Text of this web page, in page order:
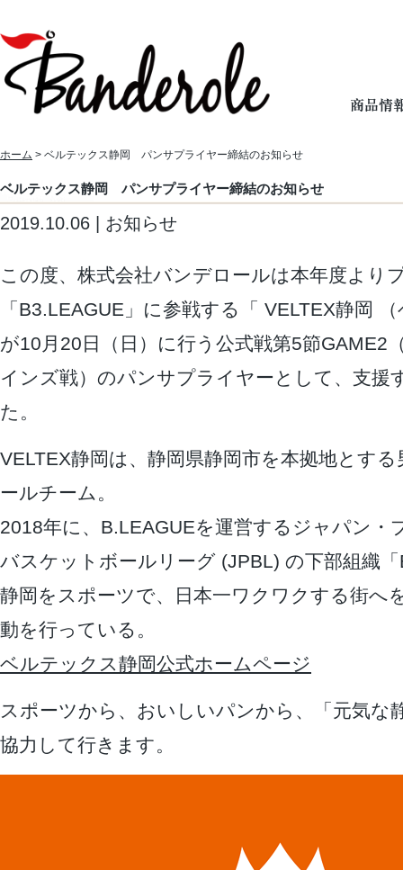
ホーム > ベルテックス静岡 パンサプライヤー締結のお知らせ
ベルテックス静岡 パンサプライヤー締結のお知らせ
2019.10.06 | お知らせ
この度、株式会社バンデロールは本年度より
「B3.LEAGUE」に参戦する「 VELTEX静岡
が10月20日（日）に行う公式戦第5節GAME2
インズ戦）のパンサプライヤーとして、支援
た。
VELTEX静岡は、静岡県静岡市を本拠地とす
ールチーム。
2018年に、B.LEAGUEを運営するジャパン・
バスケットボールリーグ (JPBL) の下部組織
静岡をスポーツで、日本一ワクワクする街へ
動を行っている。
ベルテックス静岡公式ホームページ
スポーツから、おいしいパンから、「元気な
協力して行きます。